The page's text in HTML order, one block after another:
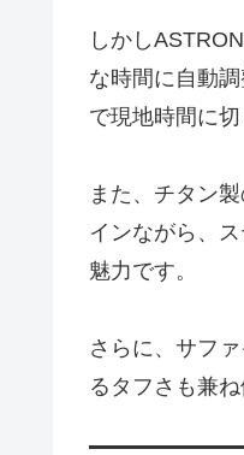
しかし
な時間に自動
で現地時間に
また、チタン
インながら、
魅力です。
さらに、サフ
るタフさも兼